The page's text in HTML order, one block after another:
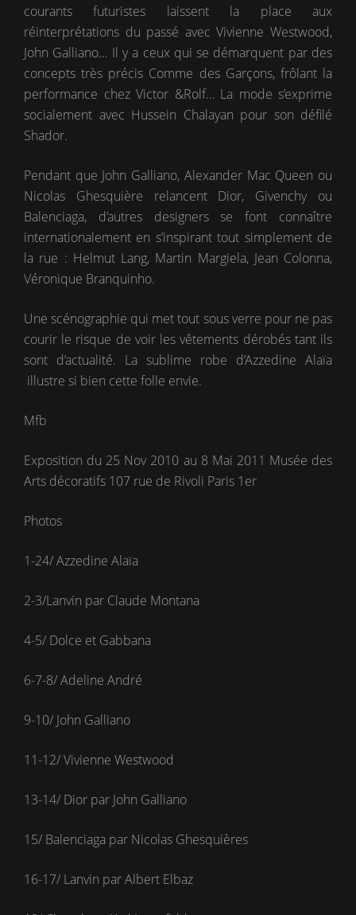
courants futuristes laissent la place aux
réinterprétations du passé avec Vivienne Westwood,
John Galliano… Il y a ceux qui se démarquent par des
concepts très précis Comme des Garçons, frôlant la
performance chez Victor &Rolf… La mode s’exprime
socialement avec Hussein Chalayan pour son défilé
Shador.
Pendant que John Galliano, Alexander Mac Queen ou
Nicolas Ghesquière relancent Dior, Givenchy ou
Balenciaga, d’autres designers se font connaître
internationalement en s’inspirant tout simplement de
la rue : Helmut Lang, Martin Margiela, Jean Colonna,
Véronique Branquinho.
Une scénographie qui met tout sous verre pour ne pas
courir le risque de voir les vêtements dérobés tant ils
sont d’actualité. La sublime robe d’Azzedine Alaïa
illustre si bien cette folle envie.
Mfb
Exposition du 25 Nov 2010 au 8 Mai 2011 Musée des
Arts décoratifs 107 rue de Rivoli Paris 1er
Photos
1-24/ Azzedine Alaïa
2-3/Lanvin par Claude Montana
4-5/ Dolce et Gabbana
6-7-8/ Adeline André
9-10/ John Galliano
11-12/ Vivienne Westwood
13-14/ Dior par John Galliano
15/ Balenciaga par Nicolas Ghesquières
16-17/ Lanvin par Albert Elbaz